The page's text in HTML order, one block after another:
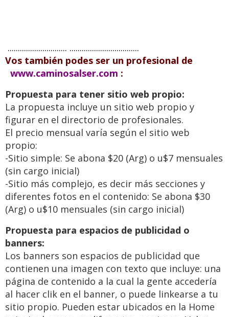
............................. ..................................
Vos también podes ser un profesional de
www.caminosalser.com :
Propuesta para tener sitio web propio:
La propuesta incluye un sitio web propio y
figurar en el directorio de profesionales.
El precio mensual varía según el sitio web
propio:
-Sitio simple: Se abona $20 (Arg) o u$7 mensuales
(sin cargo inicial)
-Sitio más complejo, es decir más secciones y
diferentes fotos en el contenido: Se abona $30
(Arg) o u$10 mensuales (sin cargo inicial)
Propuesta para espacios de publicidad o
banners:
Los banners son espacios de publicidad que
contienen una imagen con texto que incluye: una
página de contenido a la cual la gente accedería
al hacer clik en el banner, o puede linkearse a tu
sitio propio. Pueden estar ubicados en la Home